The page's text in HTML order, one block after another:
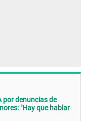
por denuncias de
"Hay que hablar